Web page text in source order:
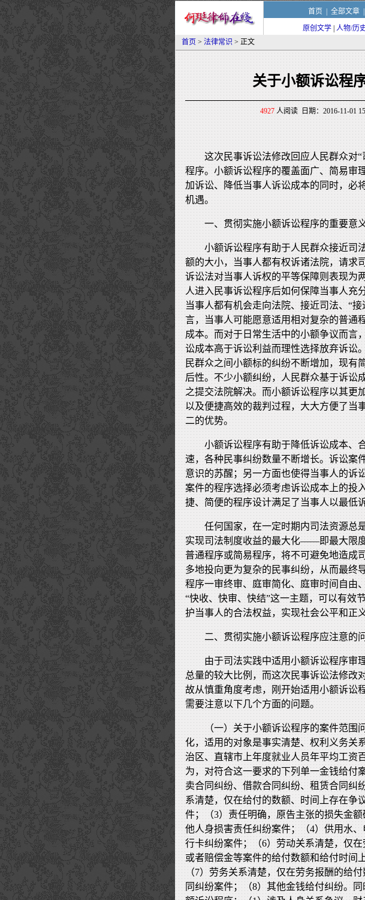
首页 全部文章|
原创文学 人物/历
首页 > 法律常识 > 正文
关于小额诉讼程
4927人阅读 日期：2016-11-01
这次民事诉讼法修改回应人民群众对
程序。小额诉讼程序的覆盖面广、简易审
加诉讼、降低当事人诉讼成本的同时，必
机遇。
一、贯彻实施小额诉讼程序的重要意
小额诉讼程序有助于人民群众接近司
额的大小，当事人都有权诉诸法院，请求
诉讼法对当事人诉权的平等保障则表现为
人进入民事诉讼程序后如何保障当事人充
当事人都有机会走向法院、接近司法、“
言，当事人可能愿意适用相对复杂的普通
成本。而对于日常生活中的小额争议而言
讼成本高于诉讼利益而理性选择放弃诉讼
民群众之间小额标的纠纷不断增加，现有
后性。不少小额纠纷，人民群众基于诉讼
之提交法院解决。而小额诉讼程序以其更
以及便捷高效的裁判过程，大大方便了当
二的优势。
小额诉讼程序有助于降低诉讼成本、
速，各种民事纠纷数量不断增长。诉讼案
意识的苏醒；另一方面也使得当事人的诉
案件的程序选择必须考虑诉讼成本上的投
捷、简便的程序设计满足了当事人以最低
任何国家，在一定时期内司法资源总
实现司法制度收益的最大化——即最大限
普通程序或简易程序，将不可避免地造成
多地投向更为复杂的民事纠纷，从而最终
程序一审终审、庭审简化、庭审时间自由
“快收、快审、快结”这一主题，可以有效
护当事人的合法权益，实现社会公平和正
二、贯彻实施小额诉讼程序应注意的
由于司法实践中适用小额诉讼程序审
总量的较大比例，而这次民事诉讼法修改
故从慎重角度考虑，刚开始适用小额诉讼
需要注意以下几个方面的问题。
（一）关于小额诉讼程序的案件范围
化，适用的对象是事实清楚、权利义务关
治区、直辖市上年度就业人员年平均工资
为，对符合这一要求的下列单一金钱给付
卖合同纠纷、借款合同纠纷、租赁合同纠
系清楚，仅在给付的数额、时间上存在争
件；（3）责任明确，原告主张的损失金
他人身损害责任纠纷案件；（4）供用水
行卡纠纷案件；（6）劳动关系清楚，仅
或者赔偿金等案件的给付数额和给付时间
（7）劳务关系清楚，仅在劳务报酬的给
同纠纷案件；（8）其他金钱给付纠纷。